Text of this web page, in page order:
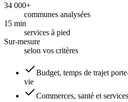
34 000+
communes analysées
15 min
services à pied
Sur-mesure
selon vos critères
Budget, temps de trajet
vie
Commerces, santé et